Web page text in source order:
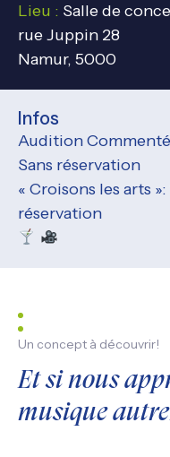
Lieu : Salle de
rue Juppin 28
Namur, 5000
Infos
Audition
Sans réservation
« Croisons les arts
réservation
Un concept à découvrir!
Et si nous
musique